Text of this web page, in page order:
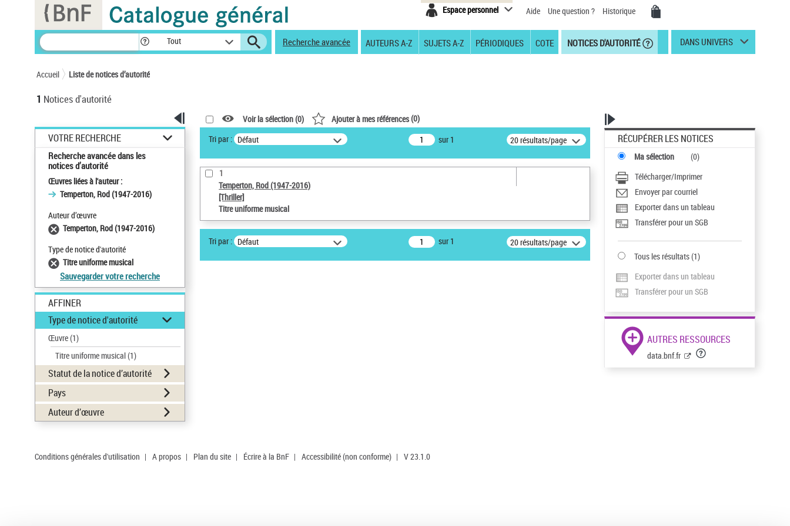
Espace personnel Aide Une question ? Historique
Tout Recherche avancée AUTEURS A-Z SUJETS A-Z PÉRIODIQUES COTE NOTICES D'AUTORITÉ DANS UNIVERS
Accueil Liste de notices d’autorité
1 Notices d'autorité
VOTRE RECHERCHE
Recherche avancée dans les
notices d’autorité
Œuvres liées à l'auteur :
Temperton, Rod (1947-2016)
Auteur d’œuvre
Temperton, Rod (1947-2016)
Type de notice d'autorité
Titre uniforme musical
Sauvegarder votre recherche
AFFINER
Type de notice d'autorité
Œuvre(1)
Titre uniforme musical(1)
Statut de la notice d’autorité
Pays
Auteur d’œuvre
Voir la sélection (0) Ajouter à mes références(0)
Tri par : Défaut sur 1 20 résultats/page
1
Temperton, Rod (1947-2016)
[Thriller]
Titre uniforme musical
Tri par : Défaut sur 1 20 résultats/page
RÉCUPÉRER LES NOTICES
Ma sélection (0)
Télécharger/Imprimer
Envoyer par courriel
Exporter dans un tableau
Transférer pour un SGB
Tous les résultats(1)
Exporter dans un tableau
Transférer pour un SGB
AUTRES RESSOURCES
data.bnf.fr
Conditions générales d'utilisation | A propos | Plan du site | Écrire à la BnF | Accessibilité (non conforme) | V 23.1.0
Panneau de gestion des cookies